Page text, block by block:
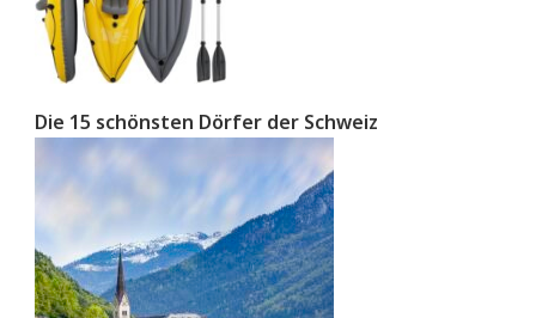
Die 15 schönsten Dörfer der Schweiz